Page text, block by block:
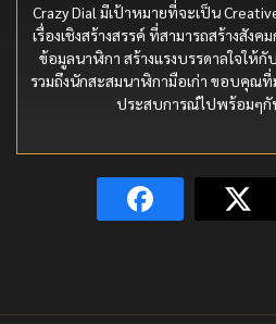
Crazy Dial มีเป้าหมายที่จะเป็น
เรื่องเชิงสร้างสรรค์ ที่สามารถสร้างสังค
ข้อมูลนาฬิกา สร้างแรงบรรดาลใจใ
รวมถึงนักสะสมนาฬิกามือเก่า ขอบคุณ
ประสบการณ์ไปพร้อมๆกั